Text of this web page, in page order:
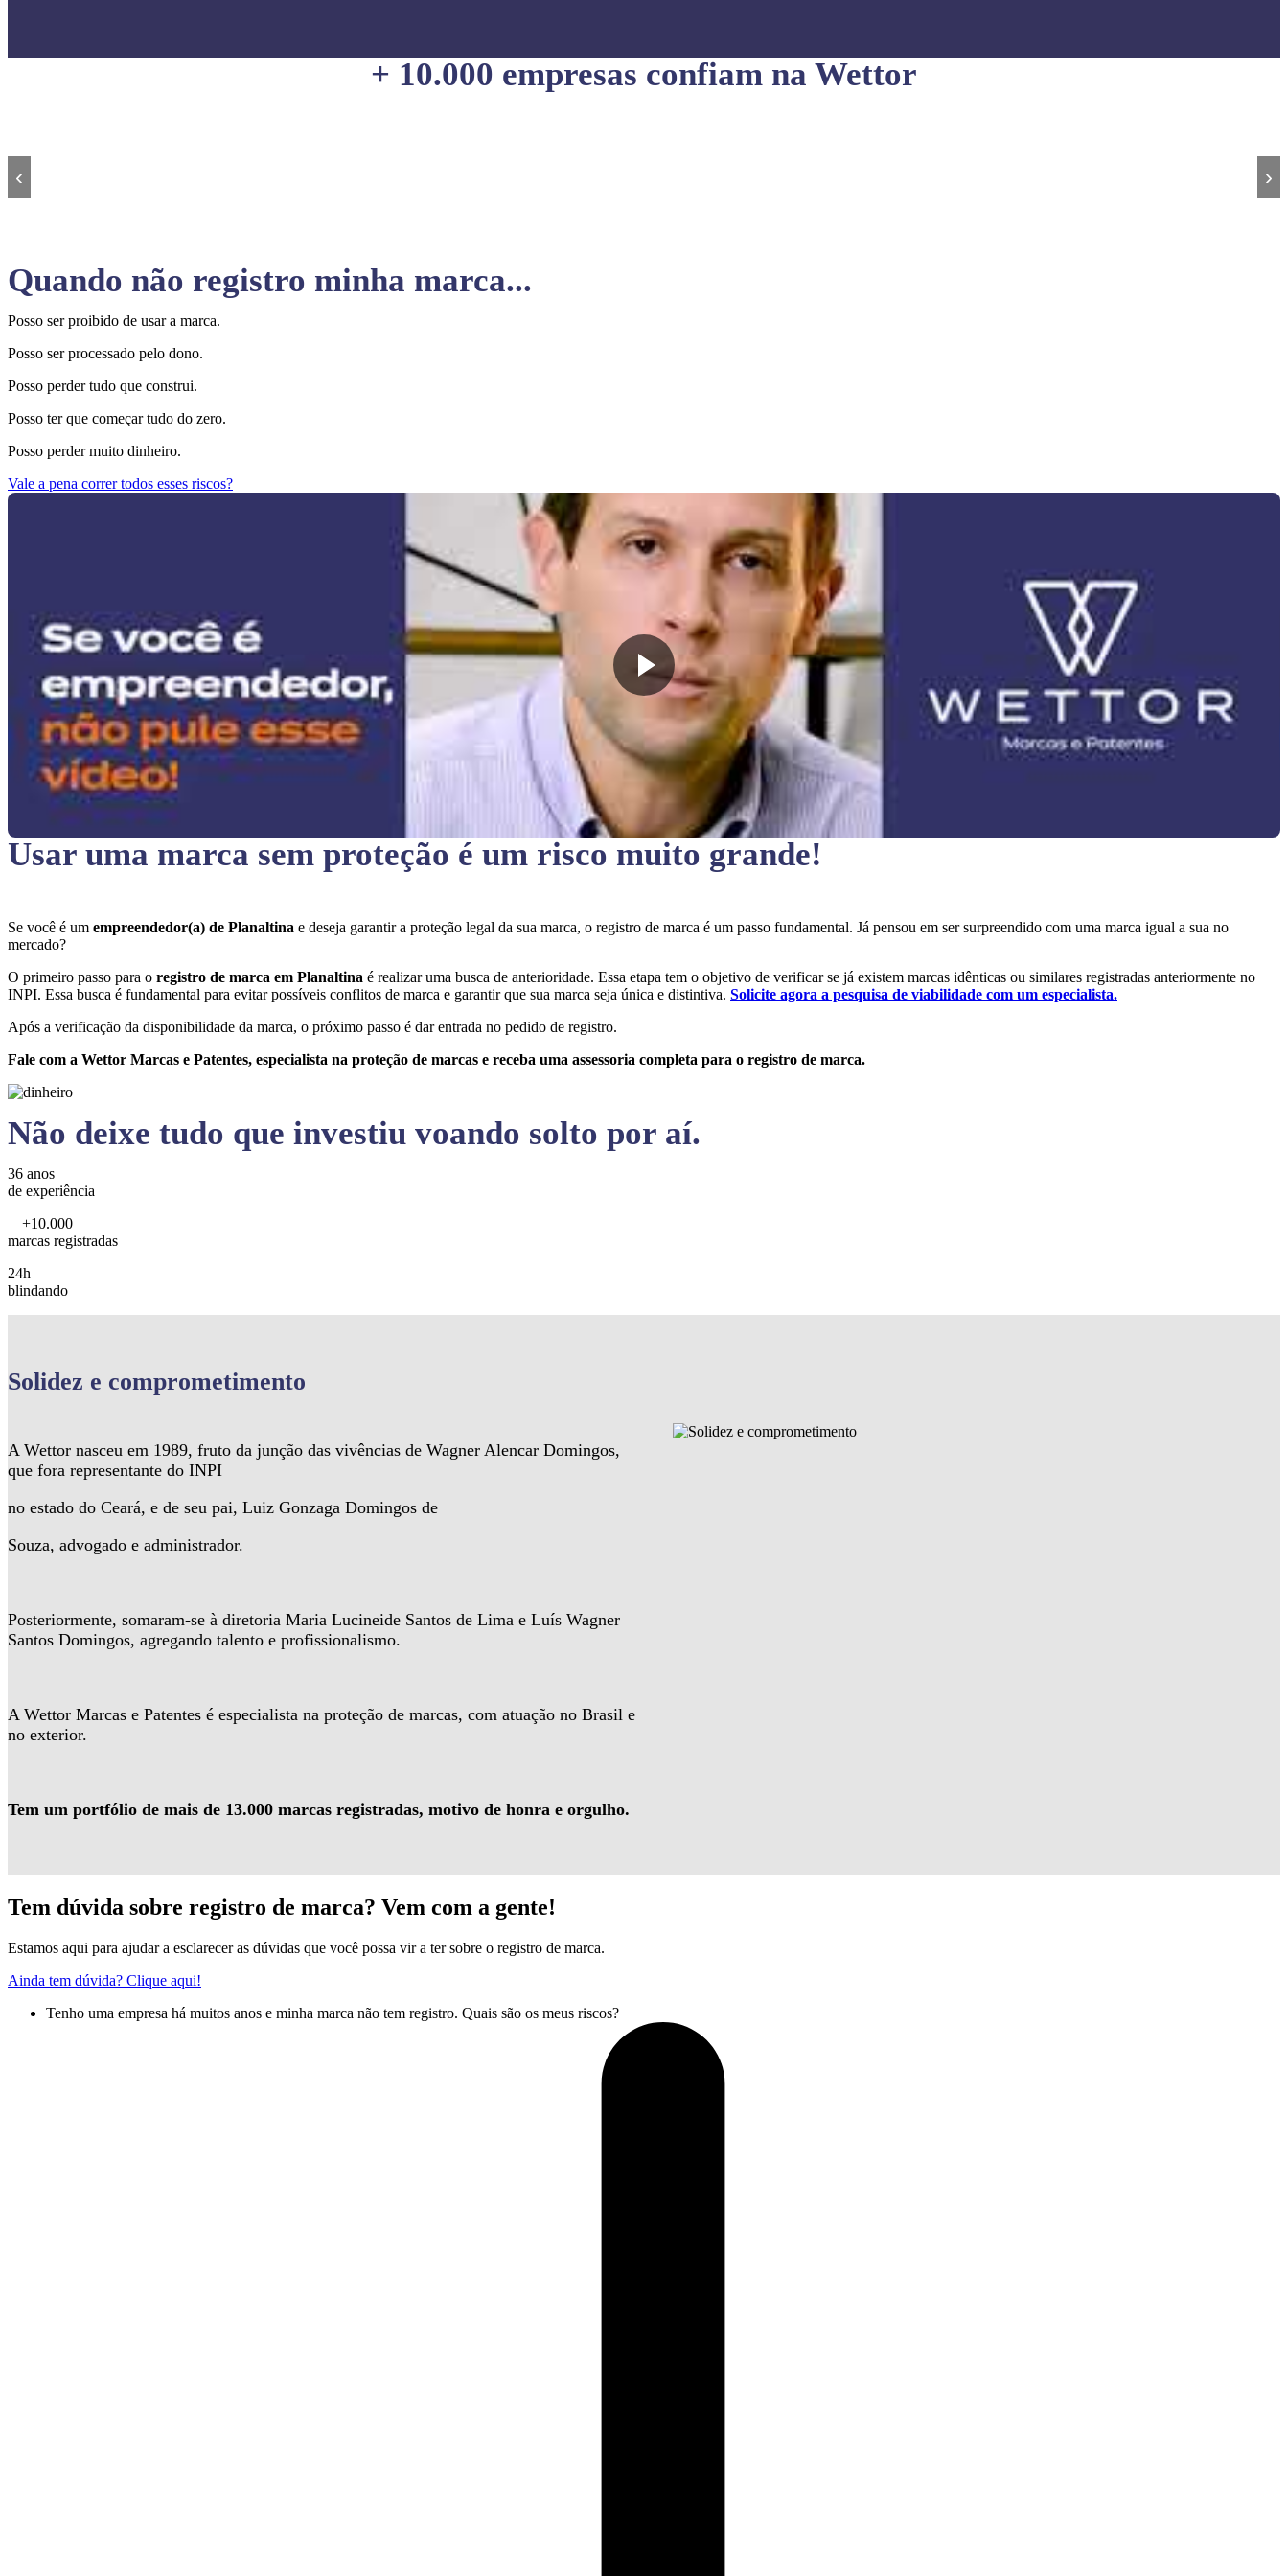
+ 10.000 empresas confiam na Wettor
‹ ›
Quando não registro minha marca...
Posso ser proibido de usar a marca.
Posso ser processado pelo dono.
Posso perder tudo que construi.
Posso ter que começar tudo do zero.
Posso perder muito dinheiro.
Vale a pena correr todos esses riscos?
Usar uma marca sem proteção é um risco muito grande!
Se você é um empreendedor(a) de Planaltina e deseja garantir a proteção legal da sua marca, o registro de marca é um passo fundamental. Já pensou em ser surpreendido com uma marca igual a sua no
mercado?
O primeiro passo para o registro de marca em Planaltina é realizar uma busca de anterioridade. Essa etapa tem o objetivo de verificar se já existem marcas idênticas ou similares registradas anteriormente no
INPI. Essa busca é fundamental para evitar possíveis conflitos de marca e garantir que sua marca seja única e distintiva. Solicite agora a pesquisa de viabilidade com um especialista.
Após a verificação da disponibilidade da marca, o próximo passo é dar entrada no pedido de registro.
Fale com a Wettor Marcas e Patentes, especialista na proteção de marcas e receba uma assessoria completa para o registro de marca.
Não deixe tudo que investiu voando solto por aí.
36 anos
de experiência
+10.000
marcas registradas
24h
blindando
Solidez e comprometimento
A Wettor nasceu em 1989, fruto da junção das vivências de Wagner Alencar Domingos,
que fora representante do INPI
no estado do Ceará, e de seu pai, Luiz Gonzaga Domingos de
Souza, advogado e administrador.
Posteriormente, somaram-se à diretoria Maria Lucineide Santos de Lima e Luís Wagner
Santos Domingos, agregando talento e profissionalismo.
A Wettor Marcas e Patentes é especialista na proteção de marcas, com atuação no Brasil e
no exterior.
Tem um portfólio de mais de 13.000 marcas registradas, motivo de honra e orgulho.
Tem dúvida sobre registro de marca? Vem com a gente!
Estamos aqui para ajudar a esclarecer as dúvidas que você possa vir a ter sobre o registro de marca.
Ainda tem dúvida? Clique aqui!
Tenho uma empresa há muitos anos e minha marca não tem registro. Quais são os meus riscos?